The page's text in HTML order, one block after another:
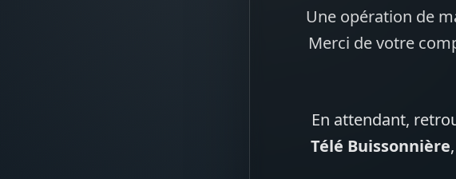
Une opération de
Merci de votre
En attendant,
Télé Buissonnière